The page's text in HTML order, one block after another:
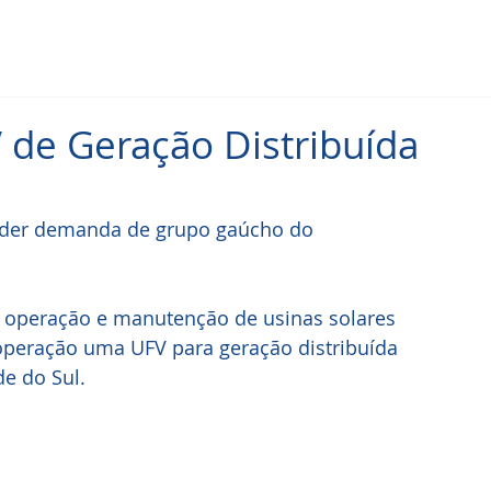
de Geração Distribuída
demanda de grupo gaúcho do
e manutenção de usinas solares
uma UFV para geração distribuída
do Sul.